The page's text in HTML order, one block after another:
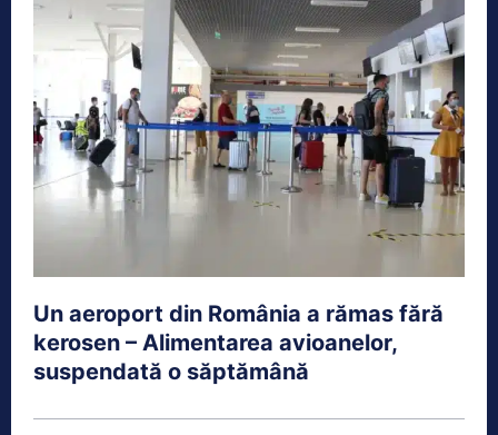
Un aeroport din România a rămas fără
kerosen – Alimentarea avioanelor,
suspendată o săptămână